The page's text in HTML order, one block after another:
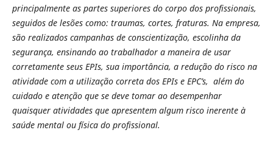
principalmente as partes superiores do corpo dos profissionais,
seguidos de lesões como: traumas, cortes, fraturas. Na empresa,
são realizados campanhas de conscientização, escolinha da
segurança, ensinando ao trabalhador a maneira de usar
corretamente seus EPIs, sua importância, a redução do risco na
atividade com a utilização correta dos EPIs e EPC’s, além do
cuidado e atenção que se deve tomar ao desempenhar
quaisquer atividades que apresentem algum risco inerente à
saúde mental ou física do profissional.